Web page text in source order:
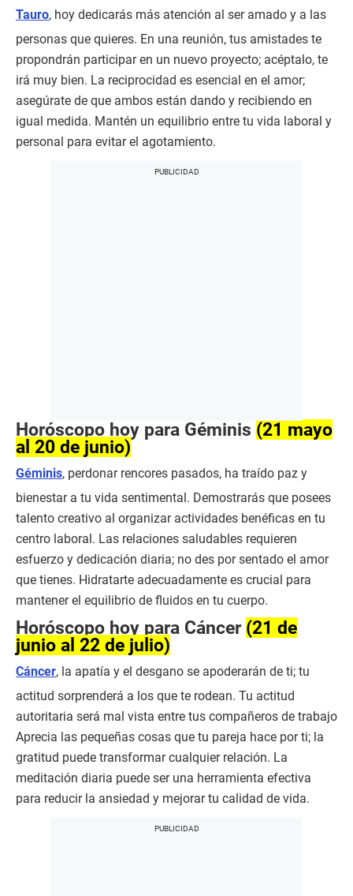
Tauro, hoy dedicarás más atención al ser amado y a las
personas que quieres. En una reunión, tus amistades te
propondrán participar en un nuevo proyecto; acéptalo, te
irá muy bien. La reciprocidad es esencial en el amor;
asegúrate de que ambos están dando y recibiendo en
igual medida. Mantén un equilibrio entre tu vida laboral y
personal para evitar el agotamiento.
Horóscopo hoy para Géminis (21 mayo
al 20 de junio)
Géminis, perdonar rencores pasados, ha traído paz y
bienestar a tu vida sentimental. Demostrarás que posees
talento creativo al organizar actividades benéficas en tu
centro laboral. Las relaciones saludables requieren
esfuerzo y dedicación diaria; no des por sentado el amor
que tienes. Hidratarte adecuadamente es crucial para
mantener el equilibrio de fluidos en tu cuerpo.
Horóscopo hoy para Cáncer (21 de
junio al 22 de julio)
Cáncer, la apatía y el desgano se apoderarán de ti; tu
actitud sorprenderá a los que te rodean. Tu actitud
autoritaria será mal vista entre tus compañeros de trabajo
Aprecia las pequeñas cosas que tu pareja hace por ti; la
gratitud puede transformar cualquier relación. La
meditación diaria puede ser una herramienta efectiva
para reducir la ansiedad y mejorar tu calidad de vida.